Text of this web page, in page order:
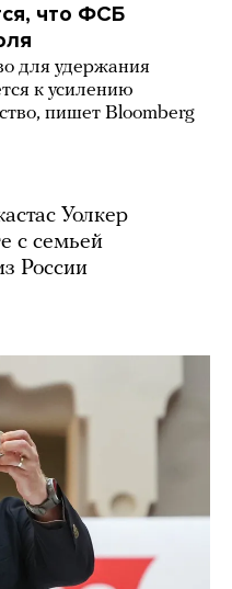
что ФСБ
для удержания
к усилению
пишет Bloomberg
Уолкер
с семьей
России